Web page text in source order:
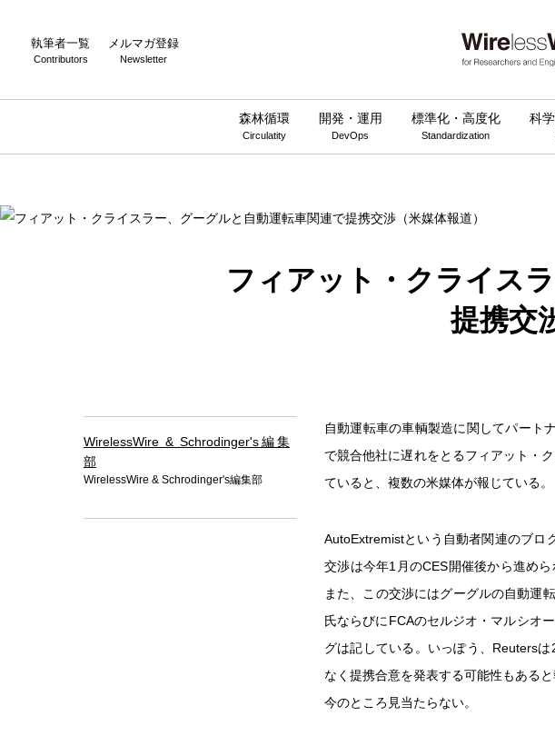
執筆者一覧
Contributors
メルマガ登録
Newsletter
森林循環
Circulatity
開発・運用
DevOps
標準化・高度化
Standardization
科
Warning: Undefined array key 0 in /home/wwnstyle/wirelesswire.jp/public_html/wp-
フィアット・クライス
提携交
WirelessWire & Schrodinger's編集
部
WirelessWire & Schrodinger's編集部
自動運転車の車輌製造に関してパート
で競合他社に遅れをとるフィアット・
ていると、複数の米媒体が報じている。
AutoExtremistという自動者関連のブロ
交渉は今年1月のCES開催後から進め
また、この交渉にはグーグルの自動運
氏ならびにFCAのセルジオ・マルシオ
グは記している。いっぽう、Reuters
なく提携合意を発表する可能性もある
今のところ見当たらない。